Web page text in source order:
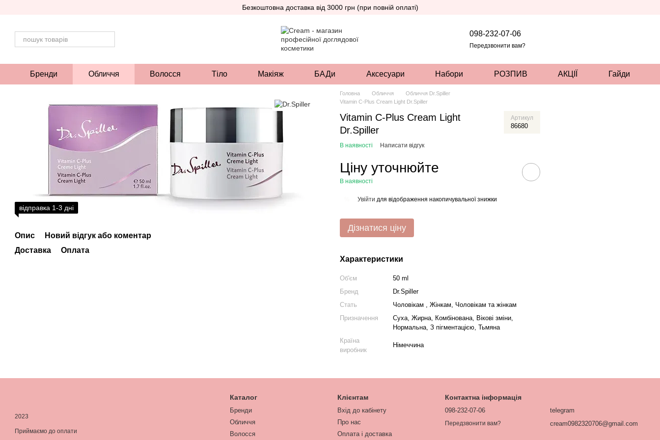
Безкоштовна доставка від 3000 грн (при повній оплаті)
098-232-07-06
Передзвонити вам?
Бренди Обличчя Волосся Тіло Макіяж БАДи Аксесуари Набори РОЗПИВ АКЦІЇ Гайди
відправка 1-3 дні
Опис
Новий відгук або коментар
Доставка
Оплата
Головна Обличчя
Обличчя Dr.Spiller
Vitamin C-Plus Cream Light Dr.Spiller
Vitamin C-Plus Cream Light
Dr.Spiller
Артикул
86680
В наявності Написати відгук
Ціну уточнюйте
В наявності
Увійти для відображення накопичувальної знижки
Дізнатися ціну
Характеристики
Об'єм
50 ml
Бренд
Dr.Spiller
Стать
Чоловікам , Жінкам, Чоловікам та жінкам
Призначення
Суха, Жирна, Комбінована, Вікові зміни,
Нормальна, З пігментацією, Тьмяна
Країна
виробник
Німеччина
2023
Приймаємо до оплати
Каталог
Бренди
Обличчя
Волосся
Клієнтам
Вхід до кабінету
Про нас
Оплата і доставка
Контактна інформація
098-232-07-06
Передзвонити вам?
telegram
cream0982320706@gmail.com